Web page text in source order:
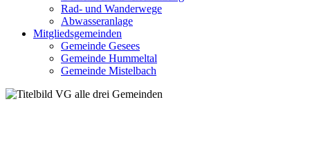
Rad- und Wanderwege
Abwasseranlage
Mitgliedsgemeinden
Gemeinde Gesees
Gemeinde Hummeltal
Gemeinde Mistelbach